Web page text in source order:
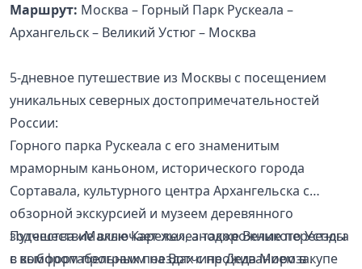
Маршрут: Москва – Горный Парк Рускеала –
Архангельск – Великий Устюг – Москва
5-дневное путешествие из Москвы с посещением
уникальных северных достопримечательностей
России:
Горного парка Рускеала с его знаменитым
мраморным каньоном, исторического города
Сортавала, культурного центра Архангельска с
обзорной экскурсией и музеем деревянного
зодчества «Малые Карелы», а также Великого Устюга
с выбором программ на Вотчине Деда Мороза.
Путешествие включает железнодорожные переезды
в комфортабельных поездах с проживанием в купе